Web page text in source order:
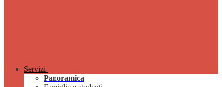
Servizi
Panoramica